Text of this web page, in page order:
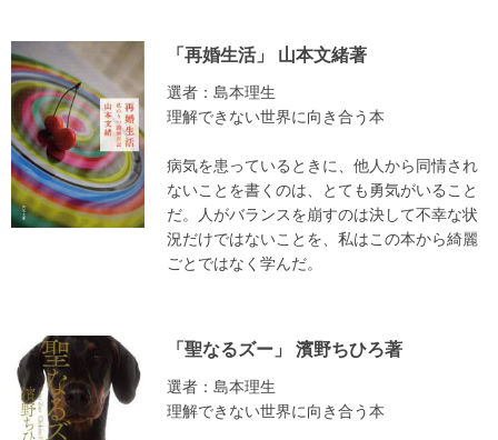
「再婚生活」 山本文緒著
選者：島本理生
理解できない世界に向き合う本
病気を患っているときに、他人から同情され
ないことを書くのは、とても勇気がいること
だ。人がバランスを崩すのは決して不幸な状
況だけではないことを、私はこの本から綺麗
ごとではなく学んだ。
「聖なるズー」 濱野ちひろ著
選者：島本理生
理解できない世界に向き合う本